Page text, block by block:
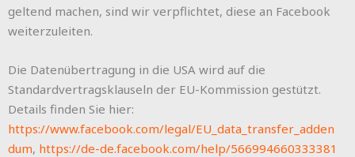
geltend machen, sind wir verpflichtet, diese an Facebook
weiterzuleiten.
Die Datenübertragung in die USA wird auf die
Standardvertragsklauseln der EU-Kommission gestützt.
Details finden Sie hier:
https://www.facebook.com/legal/EU_data_transfer_adden
dum, https://de-de.facebook.com/help/566994660333381